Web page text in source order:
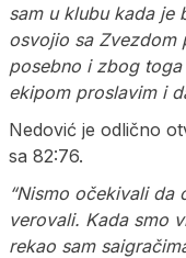
sam u klubu kada je
osvojio sa Zvezdom
posebno i zbog toga
ekipom proslavim i
Nedović je odlično
sa 82:76.
“Nismo očekivali da
verovali. Kada smo
rekao sam